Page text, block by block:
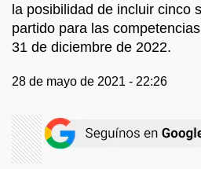
la posibilidad de incluir cinco
partido para las
31 de diciembre de 2022.
28 de mayo de 2021 - 22:26